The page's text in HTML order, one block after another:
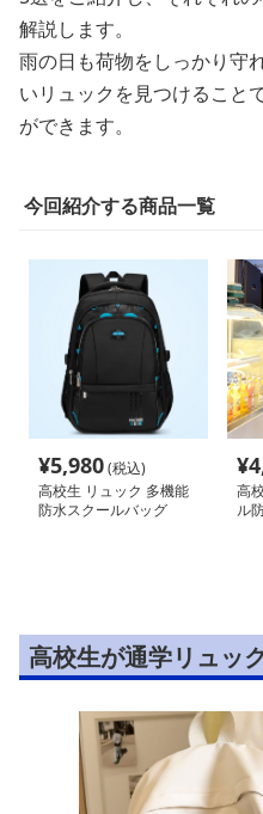
解説します。
雨の日も荷物をしっかり守
いリュックを見つけること
ができます。
今回紹介する商品一覧
¥5,980(税込)
高校生 リュック 多機能
防水スクールバッグ
¥
高
ル
高校生が通学リュッ